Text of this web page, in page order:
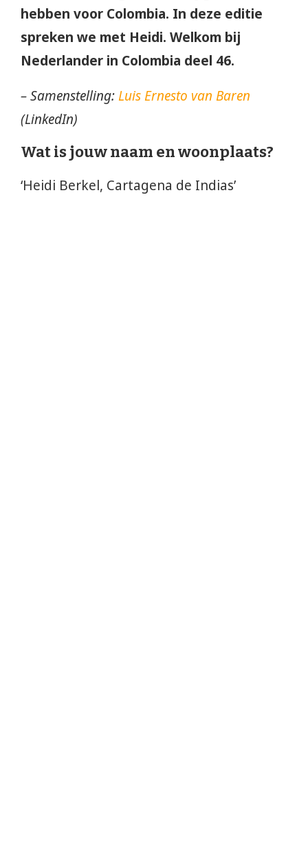
hebben voor Colombia. In deze editie
spreken we met Heidi. Welkom bij
Nederlander in Colombia deel 46.
– Samenstelling:Luis Ernesto van Baren
(LinkedIn)
Wat is jouw naam en woonplaats?
‘Heidi Berkel, Cartagena de Indias’